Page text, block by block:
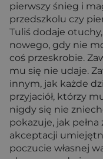
pierwszy śnieg i
przedszkolu czy
Tuliś dodaje
nowego, gdy nie
coś przeskrobie.
mu się nie udaje.
innym, jak każde
przyjaciół, którzy
nigdy się nie
pokazuje, jak
akceptacji
poczucie własnej